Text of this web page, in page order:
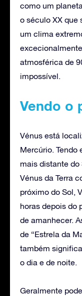
como um
o século XX que
um clima
atmosférica de
impossível.
Vendo o
Vénus está
Mercúrio. Tendo
mais distante do
Vénus da Terra
próximo do Sol,
horas depois do
de amanhecer.
de “Estrela da
também
o dia e de noite.
Geralmente